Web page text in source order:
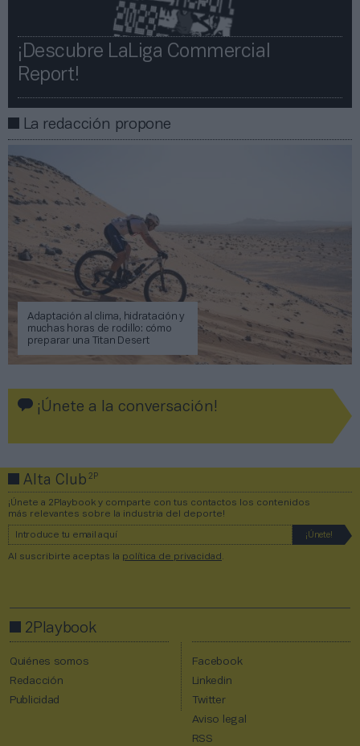
¡Descubre LaLiga Commercial
Report!​​
La redacción propone
Adaptación al clima, hidratación y
muchas horas de rodillo: cómo
preparar una Titan Desert
¡Únete a la conversación!
Alta Club2P
¡Únete a 2Playbook y comparte con tus contactos los contenidos
más relevantes sobre la industria del deporte!
Al suscribirte aceptas la política de privacidad
2Playbook
Quiénes somos
Redacción
Publicidad
Facebook
Linkedin
Twitter
Aviso legal
RSS